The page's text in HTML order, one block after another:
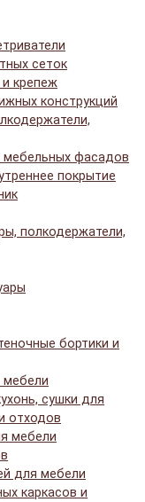
сеток
крепеж
конструкций
фасадов
покрытие
полкодержатели,
бортики и
сушки для
отходов
мебели
для мебели
каркасов и